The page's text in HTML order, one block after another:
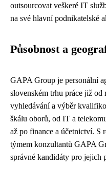
outsourcovat veškeré IT
na své hlavní podnikatelské
Působnost a
GAPA Group je personální
slovenském trhu práce již od
vyhledávání a výběr
škálu oborů, od IT a
až po finance a účetnictví. S
týmem konzultantů GAPA
správné kandidáty pro jejich